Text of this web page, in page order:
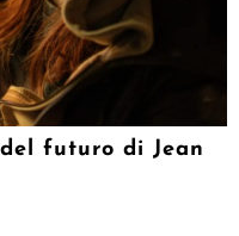
futuro di Jean